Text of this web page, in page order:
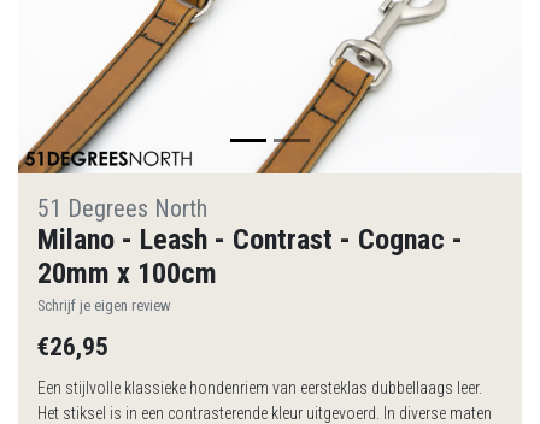
51 Degrees North
Milano - Leash - Contrast - Cognac -
20mm x 100cm
Schrijf je eigen review
€26,95
Een stijlvolle klassieke hondenriem van eersteklas dubbellaags leer.
Het stiksel is in een contrasterende kleur uitgevoerd. In diverse maten